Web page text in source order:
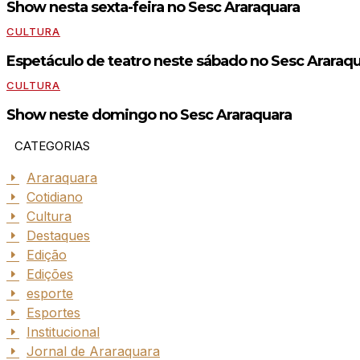
Show nesta sexta-feira no Sesc Araraquara
CULTURA
Espetáculo de teatro neste sábado no Sesc
CULTURA
Show neste domingo no Sesc Araraquara
CATEGORIAS
Araraquara
Cotidiano
Cultura
Destaques
Edição
Edições
esporte
Esportes
Institucional
Jornal de Araraquara